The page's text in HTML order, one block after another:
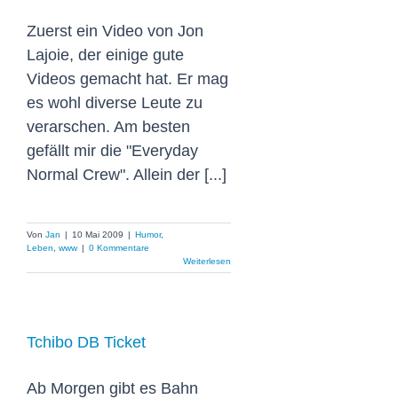
Zuerst ein Video von Jon
Lajoie, der einige gute
Videos gemacht hat. Er mag
es wohl diverse Leute zu
verarschen. Am besten
gefällt mir die "Everyday
Normal Crew". Allein der [...]
Von Jan 10 Mai 2009 Humor,
Leben, www
0 Kommentare
Weiterlesen
Tchibo DB Ticket
Ab Morgen gibt es Bahn